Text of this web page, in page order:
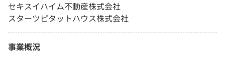
セキスイハイム不動産株式会社
スターツピタットハウス株式会社
事業概況